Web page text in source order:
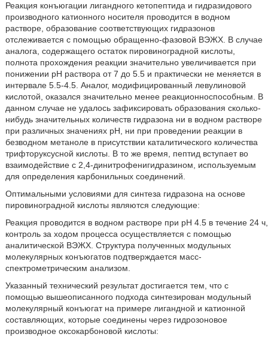
Реакция конъюгации лигандного кетопептида и гидразидового
производного катионного носителя проводится в водном
растворе, образование соответствующих гидразонов
отслеживается с помощью обращенно-фазовой ВЭЖХ. В случае
аналога, содержащего остаток пировиноградной кислоты,
полнота прохождения реакции значительно увеличивается при
понижении pH раствора от 7 до 5.5 и практически не меняется в
интервале 5.5-4.5. Аналог, модифицированный левулиновой
кислотой, оказался значительно менее реакционноспособным. В
данном случае не удалось зафиксировать образования сколько-
нибудь значительных количеств гидразона ни в водном растворе
при различных значениях pH, ни при проведении реакции в
безводном метаноле в присутствии каталитического количества
трифторуксусной кислоты. В то же время, пептид вступает во
взаимодействие с 2,4-динитрофенигидразином, используемым
для определения карбонильных соединений.
Оптимальными условиями для синтеза гидразона на основе
пировиноградной кислоты являются следующие:
Реакция проводится в водном растворе при pH 4.5 в течение 24 ч,
контроль за ходом процесса осуществляется с помощью
аналитической ВЭЖХ. Структура полученных модульных
молекулярных конъюгатов подтверждается масс-
спектрометрическим анализом.
Указанный технический результат достигается тем, что с
помощью вышеописанного подхода синтезирован модульный
молекулярный конъюгат на примере лигандной и катионной
составляющих, которые соединены через гидрозоновое
производное оксокарбоновой кислоты: